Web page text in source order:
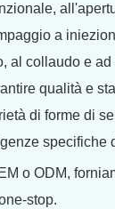
a
al collaudo e ad
qualità e
di forme di
specifiche
o ODM,
stop.